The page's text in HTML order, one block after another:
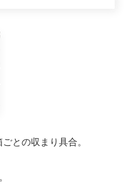
との収まり具合。